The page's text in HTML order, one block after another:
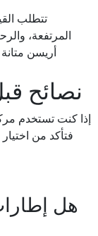
تتطلب
المرتفعة،
أريسن
نصائح
إذا كنت تستخدم
فتأكد من
هل